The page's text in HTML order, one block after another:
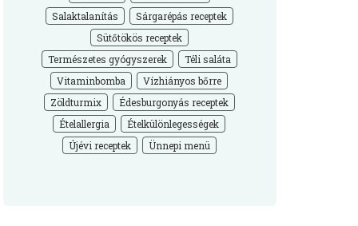
Salaktalanítás
Sárgarépás receptek
Sütőtökös receptek
Természetes gyógyszerek
Téli saláta
Vitaminbomba
Vízhiányos bőrre
Zöldturmix
Édesburgonyás receptek
Ételallergia
Ételkülönlegességek
Újévi receptek
Ünnepi menü